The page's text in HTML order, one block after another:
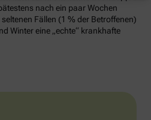
nach ein paar Wochen
Fällen (1 % der Betroffenen)
Winter eine „echte“ krankhafte